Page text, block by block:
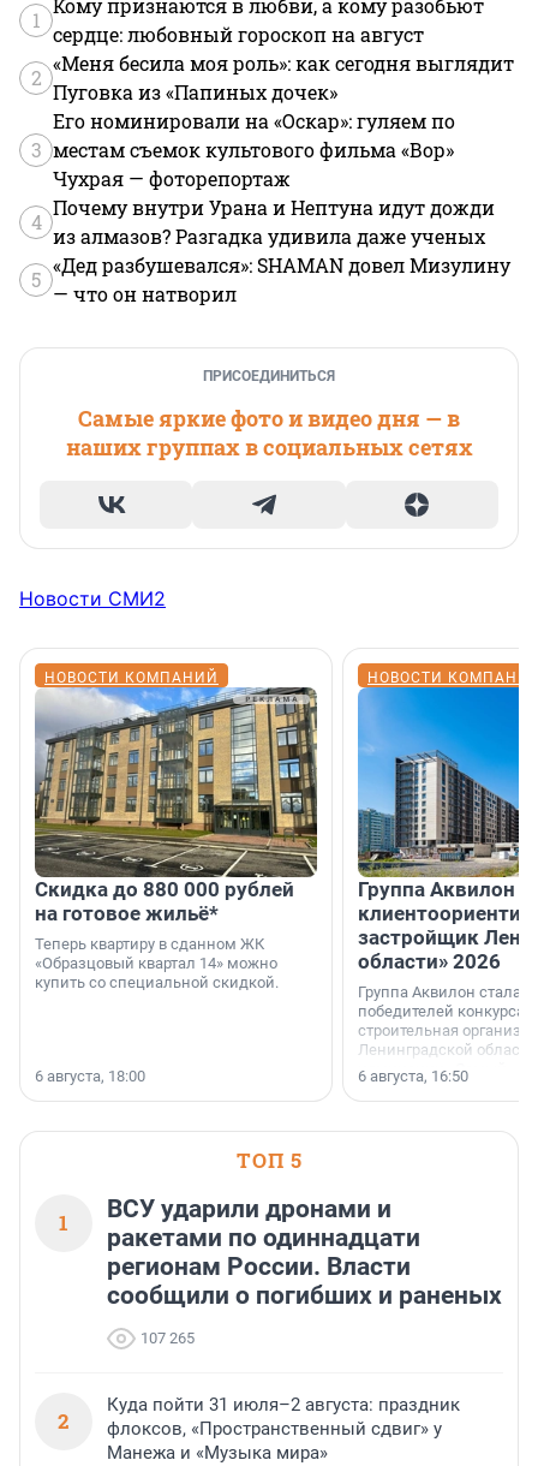
1
Кому признаются в любви, а кому разобьют
сердце: любовный гороскоп на август
2
«Меня бесила моя роль»: как сегодня выглядит
Пуговка из «Папиных дочек»
3
Его номинировали на «Оскар»: гуляем по
местам съемок культового фильма «Вор»
Чухрая — фоторепортаж
4
Почему внутри Урана и Нептуна идут дожди
из алмазов? Разгадка удивила даже ученых
5
«Дед разбушевался»: SHAMAN довел Мизулину
— что он натворил
ПРИСОЕДИНИТЬСЯ
Самые яркие фото и видео дня — в
наших группах в социальных сетях
Новости СМИ2
НОВОСТИ КОМПАНИЙ
Скидка до 880 000 рублей
на готовое жильё*
Теперь квартиру в сданном ЖК
«Образцовый квартал 14» можно
купить со специальной скидкой.
6 августа, 18:00
НОВОСТИ
Группа Аквилон
застройщик
области» 2026
Группа Аквилон стала
победителей конкурса
строительная
Ленинградской области
номинации «Самый
застройщик
области».
6 августа, 16:50
ТОП 5
1
ВСУ ударили дронами и
ракетами по одиннадцати
регионам России. Власти
сообщили о погибших и раненых
107 265
2
Куда пойти 31 июля–2 августа: праздник
флоксов, «Пространственный сдвиг» у
Манежа и «Музыка мира»